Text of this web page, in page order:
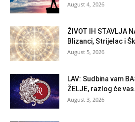
August 4, 2026
ŽIVOT IH STAVLJA
Blizanci, Strijelac i
August 5, 2026
LAV: Sudbina vam
ŽELJE, razlog će
August 3, 2026